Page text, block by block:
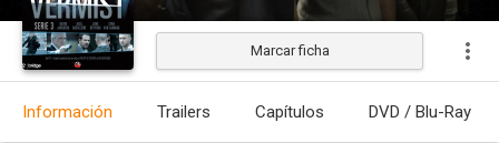
Marcar ficha
Información Trailers Capítulos DVD / Blu-Ray